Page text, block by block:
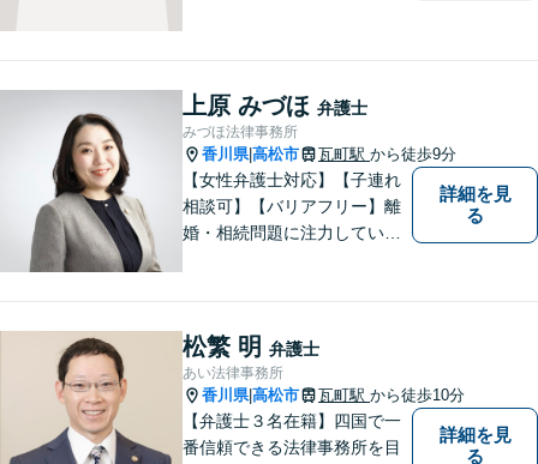
上原 みづほ 弁護士
みづほ法律事務所
香川県|高松市 瓦町駅 から徒歩9分
【女性弁護士対応】【子連れ
相談可】【バリアフリー】離
婚・相続問題に注力していま
詳細を見
る
松繁 明 弁護士
あい法律事務所
香川県|高松市 瓦町駅 から徒歩10分
【弁護士３名在籍】四国で一
番信頼できる法律事務所を目
詳細を見
る